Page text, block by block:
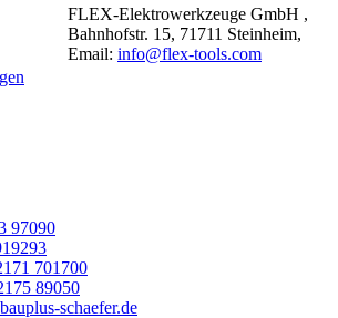
FLEX-Elektrowerkzeuge GmbH ,
Bahnhofstr. 15, 71711 Steinheim,
Email: info@flex-tools.com
97090
701700
89050
schaefer.de